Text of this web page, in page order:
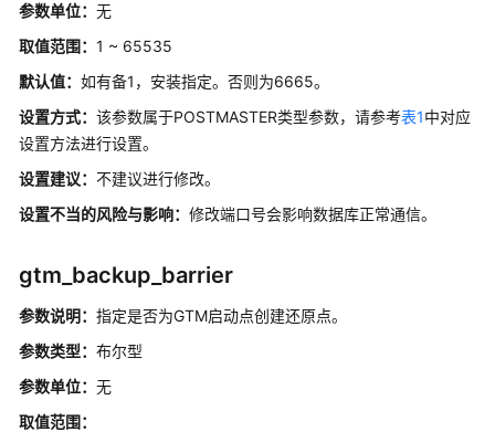
GUC
说
明
使
用
文
位
参数单位： 无
取值范围： 1 ~ 65535
默认值： 如有备1，安装指定。否则为6665。
设置方式： 该参数属于POSTMASTER类型参数，请参考表1中对应
设置方法进行设置。
设置建议： 不建议进行修改。
设置不当的风险与影响： 修改端口号会影响数据库正常通信。
gtm_backup_barrier
参数说明： 指定是否为GTM启动点创建还原点。
参数类型： 布尔型
参数单位： 无
取值范围：